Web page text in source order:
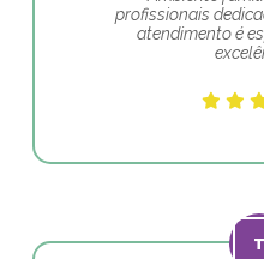
profissionais
atendimento é